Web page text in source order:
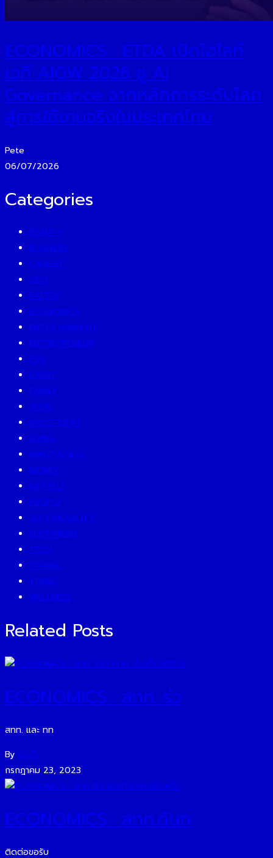
ECONOMICS : ETDA เปิดไฮไลท์
เวที AIGW 2026 ชู AI
Governance จากหลักการระดับโลก
สู่การใช้งานจริงในประเทศไทย
Pete
06/07/2026
Categories
BEAUTY
BUSINESS
CAREER
CEO
EATERY
ECONOMICS
ENTERTAINMENT
ENTREPRENEUR
ESG
EVENT
FAMILY
GURU
INVESTMENT
LIVING
MINDFULNESS
MONEY
MUTELU
PEOPLE
SUSTAINABILITY
SUSTAINISM
TECH
TRAVEL
TREND
WELLNESS
Related Posts
ECONOMICS : สทท. ร่ว
สทท. และ ทท
By O2O
กรกฎาคม 23, 2023
ECONOMICS : สทท.ดันท
ติดต่อขอรับ